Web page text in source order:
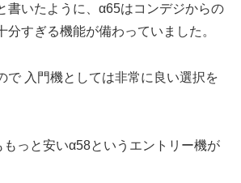
書いたように、α65はコンデジからの
分すぎる機能が備わっていました。
で 入門機としては非常に良い選択を
っと安いα58というエントリー機が